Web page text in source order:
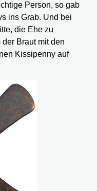
Person, so gab
ins Grab. Und bei
die Ehe zu
Braut mit den
Kissipenny auf